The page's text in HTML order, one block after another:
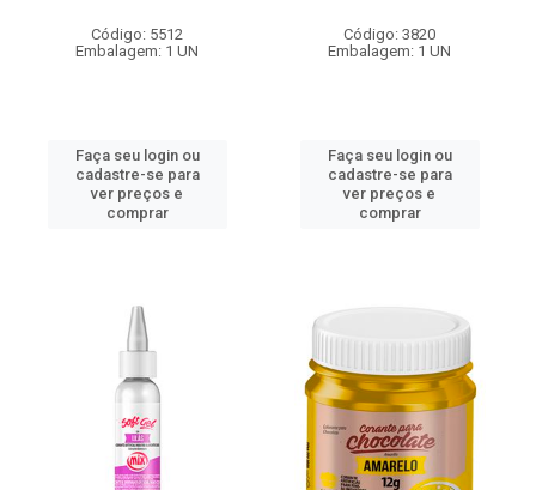
Código: 5512
Embalagem: 1 UN
Faça seu login ou
cadastre-se para
ver preços e
comprar
Código: 3820
Embalagem: 1 UN
Faça seu login ou
cadastre-se para
ver preços e
comprar